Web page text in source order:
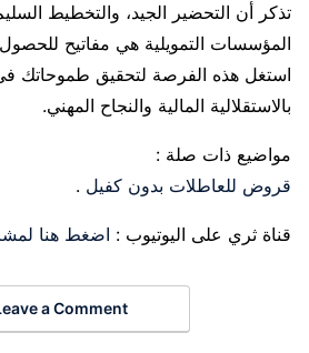
تذكر أن التحضير الجيد، والتخطيط
المؤسسات التمويلية هي مفاتيح
استغل هذه الفرصة لتحقيق طموحاتك في
بالاستقلالية المالية والنجاح المهني.
مواضيع ذات صلة :
قروض للعاطلات بدون كفيل .
قناة ثري على اليوتيوب : اضغط هنا
a Comment